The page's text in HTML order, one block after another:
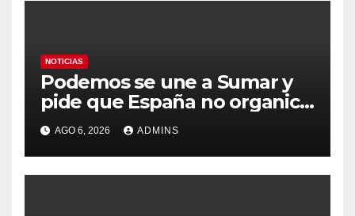
NOTICIAS
Podemos se une a Sumar y
pide que España no organice
el Mundial 2030 con
Marruecos por «atentar
contra la soberanía nacional»
AGO 6, 2026 ADMINS